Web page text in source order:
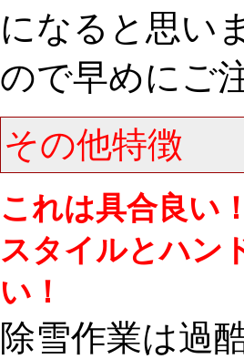
になると思い
ので早めにご
その他特徴
これは具合良い
スタイルとハン
い！
除雪作業は過